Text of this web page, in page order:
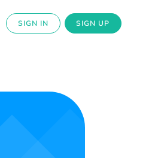
SIGN IN SIGN UP